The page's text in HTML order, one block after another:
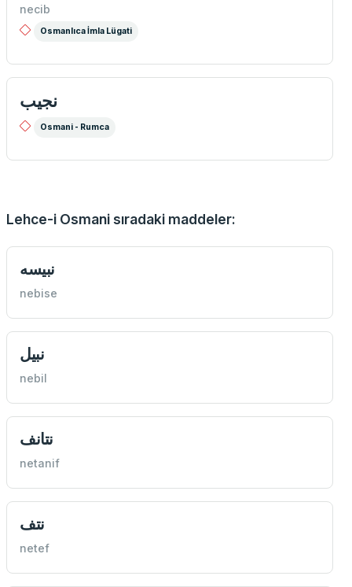
necib
Osmanlıca İmla Lügati
نجيب
Osmani - Rumca
Lehce-i Osmani sıradaki maddeler:
نبیسه
nebise
نبیل
nebil
نتانف
netanif
نتف
netef